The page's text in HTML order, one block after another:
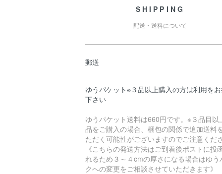
SHIPPING
配送・送料について
郵送
ゆうパケット※３品以上購入の方は利用を
下さい
ゆうパケット送料は660円です。※３品目以
品をご購入の場合、梱包の関係で追加送料
ただく可能性がございますのでご注意くだ
《こちらの発送方法はご到着後ポストに投
れるため３～４cmの厚さになる場合はゆう
クへの変更をご相談させていただきます》